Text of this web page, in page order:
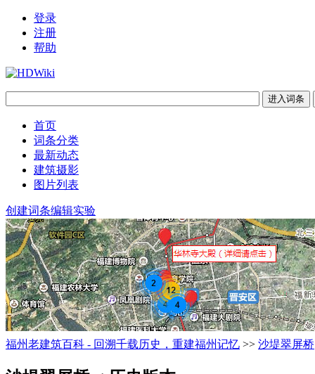
登录
注册
帮助
首页
词条分类
最新动态
建筑摄影
图片列表
创建词条编辑实验
福州老建筑百科 - 回溯千载历史，重建福州记忆 >> 沙堤翠屏桥